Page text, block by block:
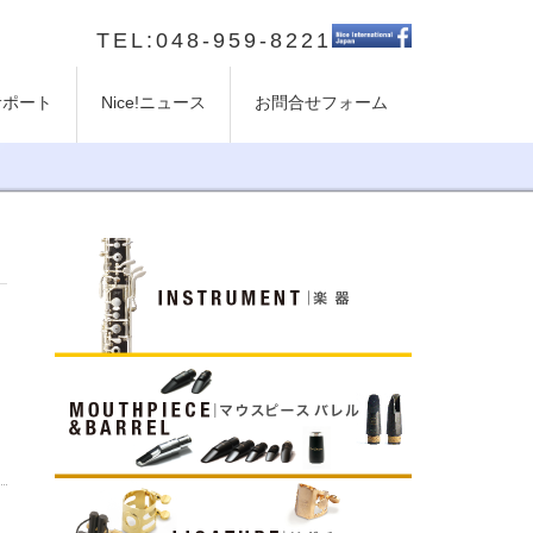
TEL:048-959-8221
ート Nice!ニュース お問合せフォーム